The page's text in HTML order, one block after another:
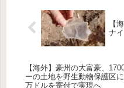
【
ナ
【海外】豪州の大富豪、
ーの土地を野生動物保護区
万ドルを寄付で実現へ